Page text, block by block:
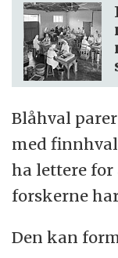
Blåhval
med
ha lettere for
forskerne
Den kan